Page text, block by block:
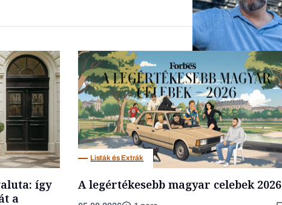
Forbes-sztori
Társadalom
így
a
Listák és Extrák
A legértékesebb magyar celebek 2026